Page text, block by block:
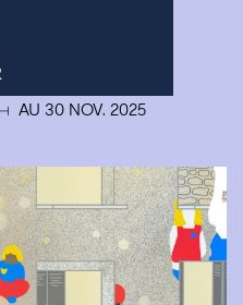
JUSTE
30 NOV. 2025